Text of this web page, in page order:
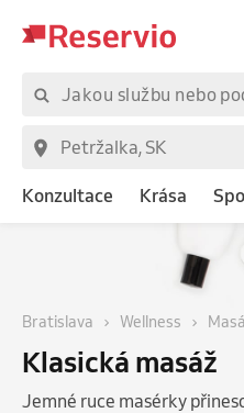
Konzultace Krása
Bratislava Wellness
Klasická masáž
Jemné ruce masérky